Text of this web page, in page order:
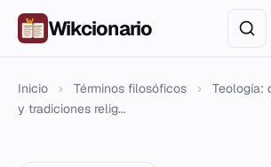
Wikcionario
Inicio › Términos filosóficos ›
Teología:
y tradiciones relig...